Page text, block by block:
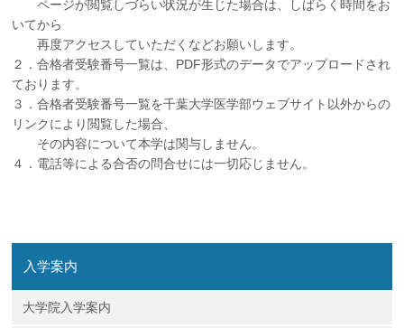
ページが閲覧しづらい状況が生じた場合は、しばらく時間をお
いてから
再度アクセスしていただくなどお願いします。
２．合格者受験番号一覧は、PDF形式のデータでアップロードされ
ております。
３．合格者受験番号一覧を千葉大学医学部ウェブサイト以外からの
リンクにより閲覧した場合、
その内容について本学は関与しません。
４．電話等による合否の問合せには一切応じません。
入学案内
大学院入学案内